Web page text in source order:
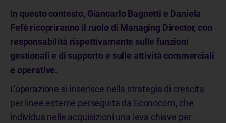
In questo contesto, Giancarlo Bagnetti e Daniela
Fefè ricopriranno il ruolo di Managing Director, con
responsabilità rispettivamente sulle funzioni
gestionali e di supporto e sulle attività commerciali
e operative.
L’operazione si inserisce nella strategia di crescita
per linee esterne perseguita da Econocom, che
individua nelle acquisizioni una leva chiave per